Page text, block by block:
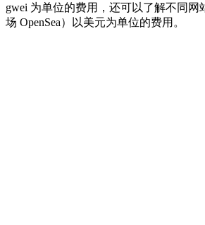
gwei 为单位的费用，还可以了解不同网
场 OpenSea）以美元为单位的费用。